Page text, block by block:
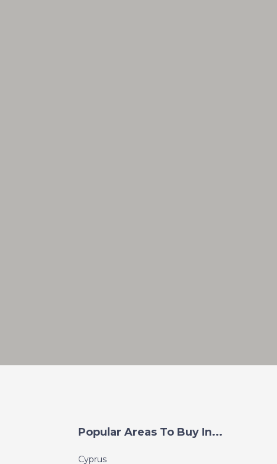
Popular Areas To Buy In...
Cyprus